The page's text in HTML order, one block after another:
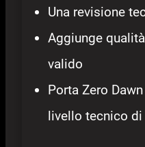
Una revisione
Aggiunge
valido
Porta Zero
livello tecnico